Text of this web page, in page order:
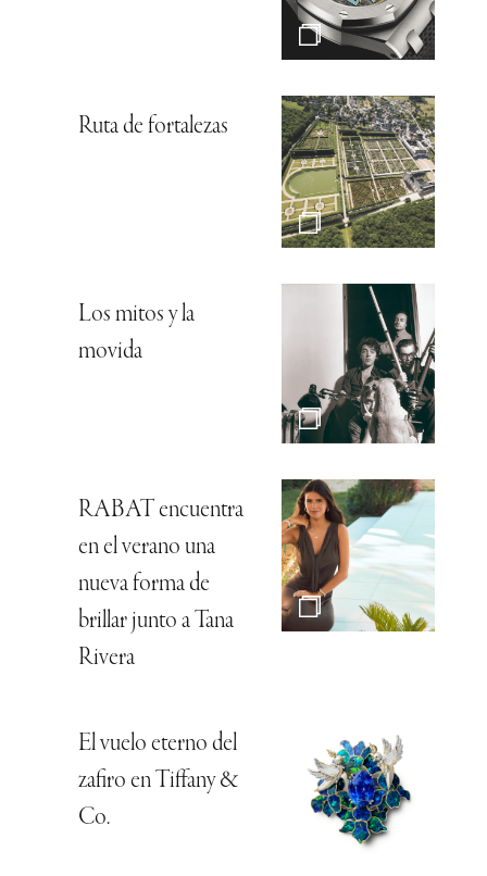
Ruta de fortalezas
Los mitos y la
movida
RABAT encuentra
en el verano una
nueva forma de
brillar junto a Tana
Rivera
El vuelo eterno del
zafiro en Tiffany &
Co.